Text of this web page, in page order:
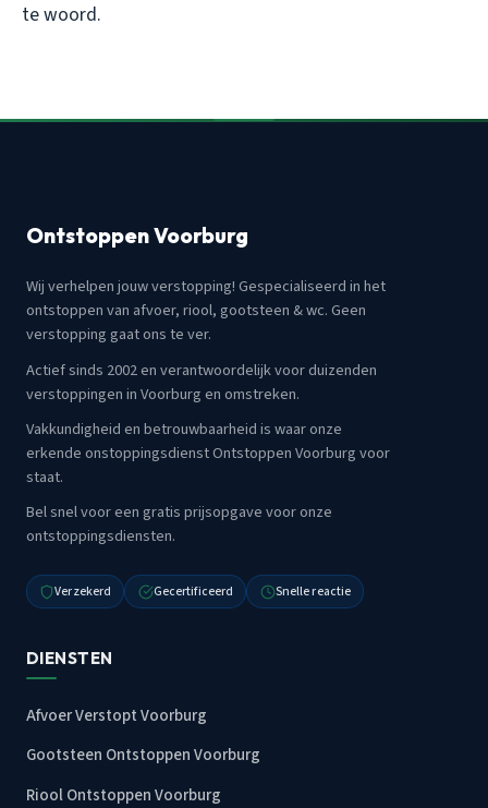
te woord.
Ontstoppen Voorburg
Wij verhelpen jouw verstopping! Gespecialiseerd in het
ontstoppen van afvoer, riool, gootsteen & wc. Geen
verstopping gaat ons te ver.
Actief sinds 2002 en verantwoordelijk voor duizenden
verstoppingen in Voorburg en omstreken.
Vakkundigheid en betrouwbaarheid is waar onze
erkende onstoppingsdienst Ontstoppen Voorburg voor
staat.
Bel snel voor een gratis prijsopgave voor onze
ontstoppingsdiensten.
Verzekerd Gecertificeerd Snelle reactie
DIENSTEN
Afvoer Verstopt Voorburg
Gootsteen Ontstoppen Voorburg
Riool Ontstoppen Voorburg